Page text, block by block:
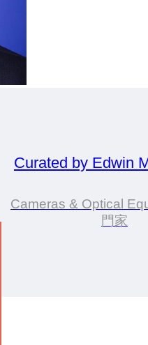
Curated by Edwin
Cameras & Optical
門家